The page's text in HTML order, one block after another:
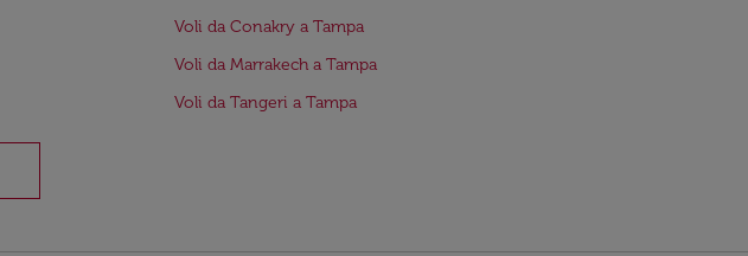
Voli da Conakry a Tampa
Voli da Marrakech a Tampa
Voli da Tangeri a Tampa